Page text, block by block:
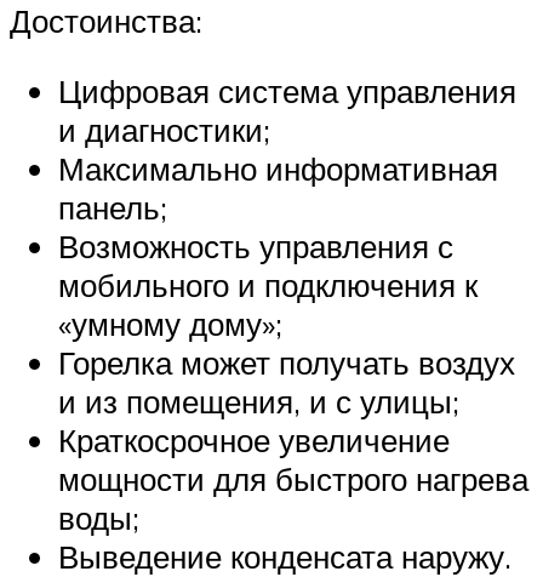
Достоинства:
Цифровая система управления
и диагностики;
Максимально информативная
панель;
Возможность управления с
мобильного и подключения к
«умному дому»;
Горелка может получать воздух
и из помещения, и с улицы;
Краткосрочное увеличение
мощности для быстрого нагрева
воды;
Выведение конденсата наружу.